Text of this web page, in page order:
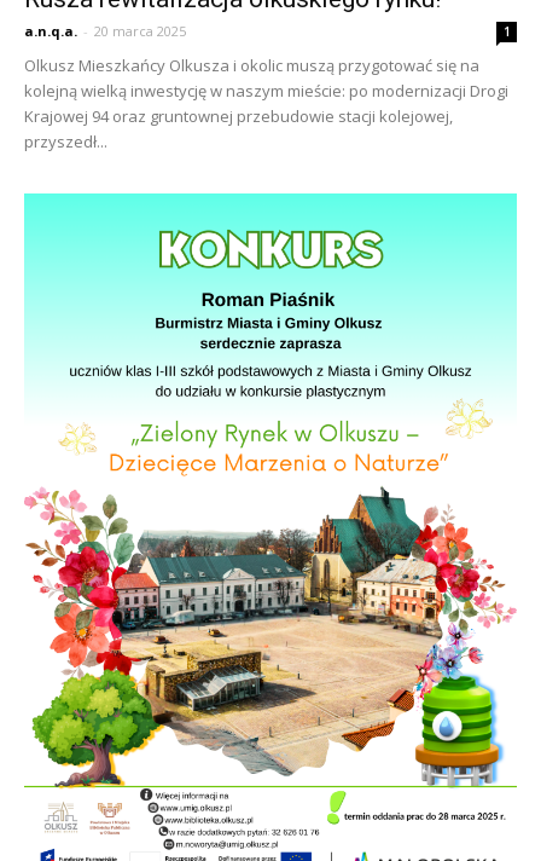
a.n.q.a. - 20 marca 2025 1
Olkusz Mieszkańcy Olkusza i okolic muszą przygotować się na
kolejną wielką inwestycję w naszym mieście: po modernizacji Drogi
Krajowej 94 oraz gruntownej przebudowie stacji kolejowej,
przyszedł...